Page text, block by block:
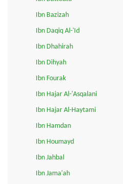
Ibn Bazizah
Ibn Daqiq Al-'Id
Ibn Dhahirah
Ibn Dihyah
Ibn Fourak
Ibn Hajar Al-'Asqalani
Ibn Hajar Al-Haytami
Ibn Hamdan
Ibn Houmayd
Ibn Jahbal
Ibn Jama'ah